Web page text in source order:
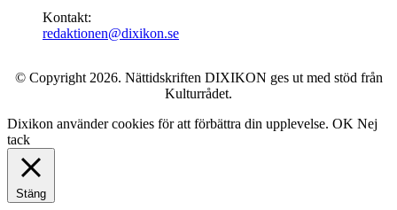
Kontakt:
redaktionen@dixikon.se
© Copyright 2026. Nättidskriften DIXIKON ges ut med stöd från
Kulturrådet.
Dixikon använder cookies för att förbättra din upplevelse. OK Nej
tack
Stäng